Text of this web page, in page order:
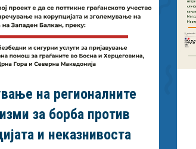
на регионалните
за борба против
и неказнивоста